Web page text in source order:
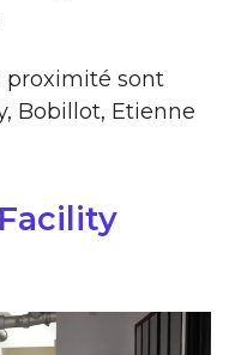
proximité sont
Bobillot, Etienne